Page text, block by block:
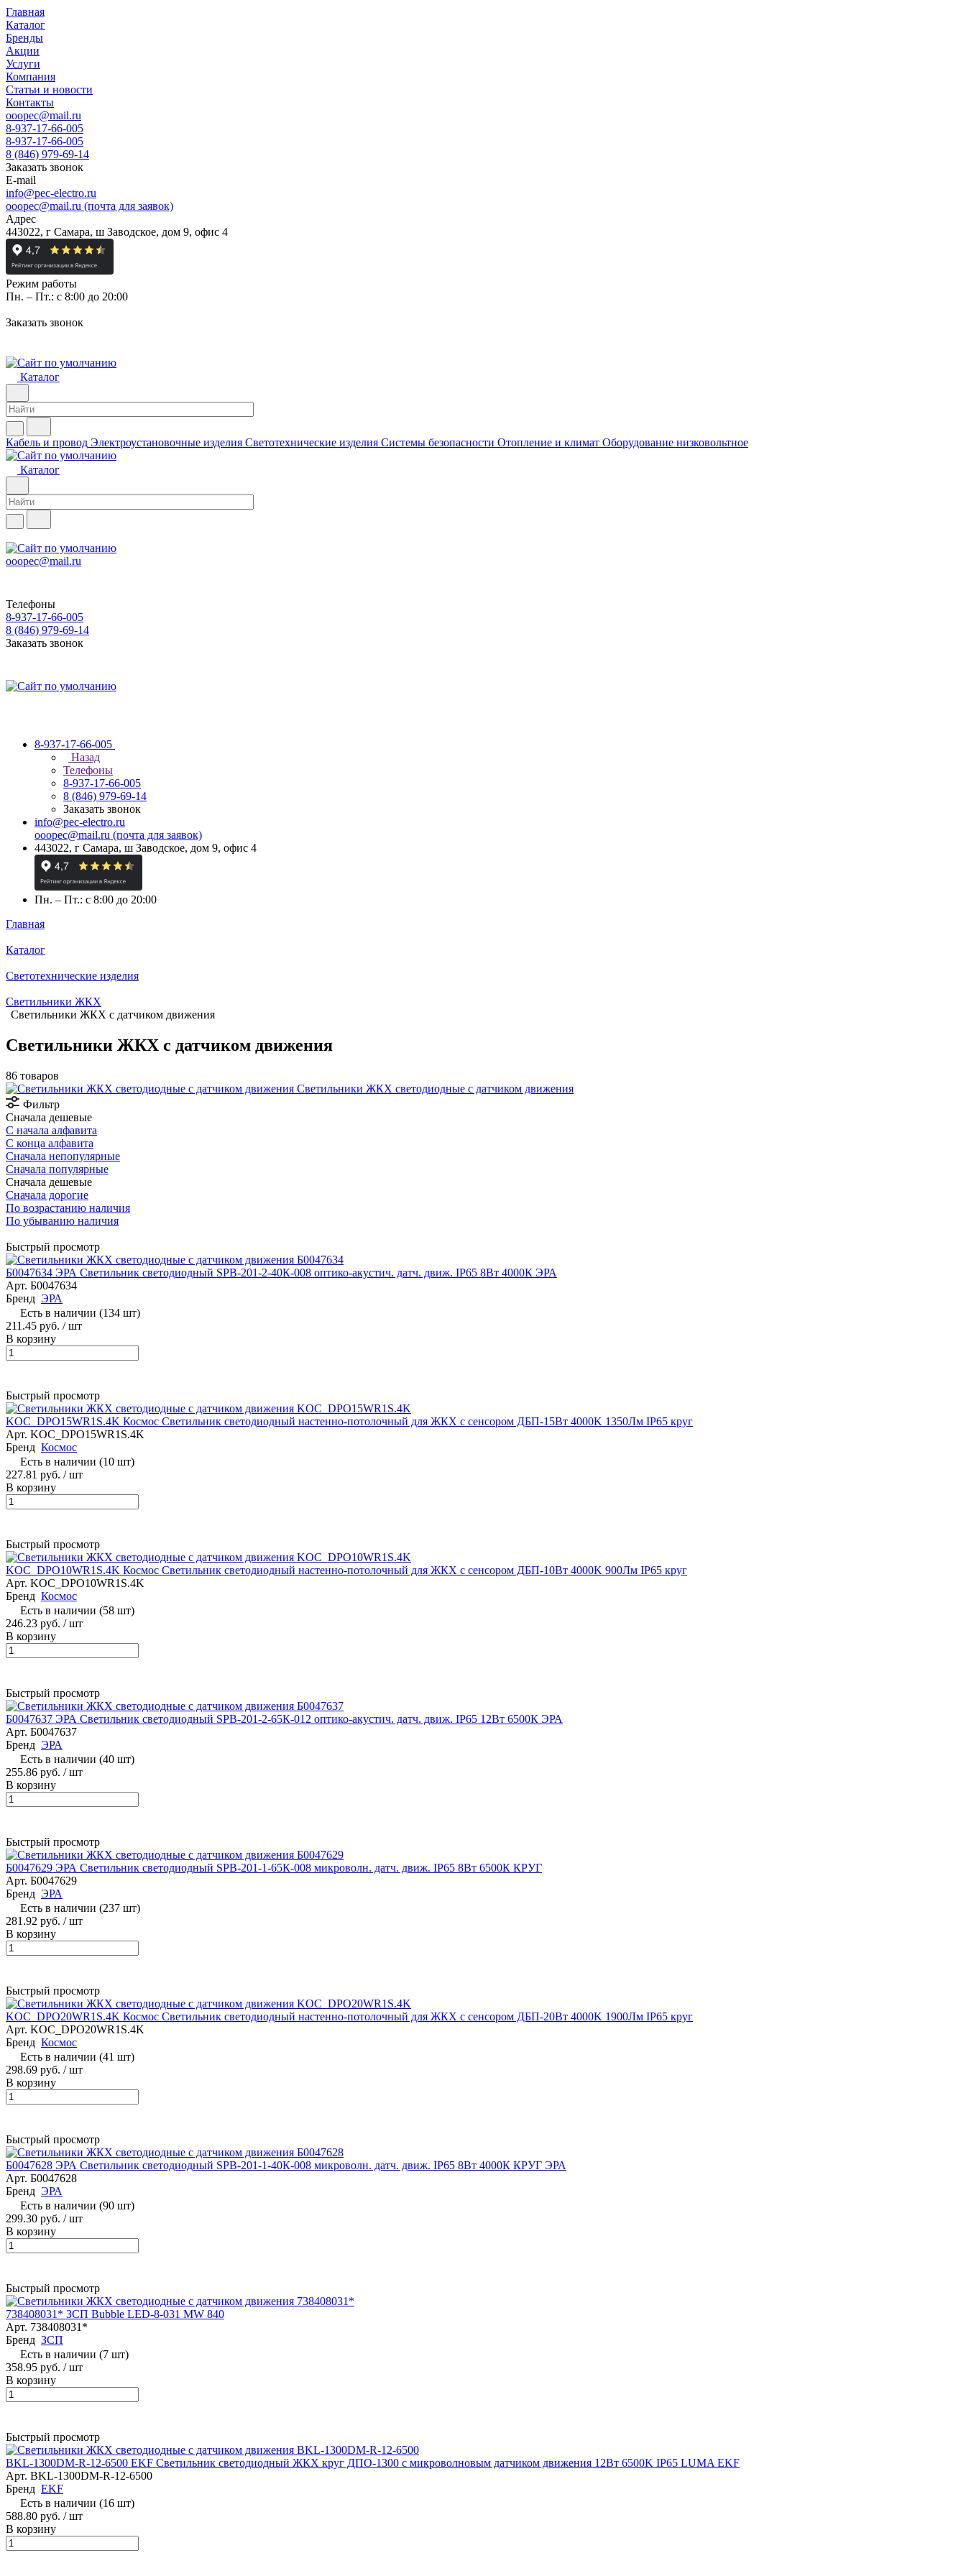
Главная
Каталог
Бренды
Акции
Услуги
Компания
Статьи и новости
Контакты
ooopec@mail.ru
8-937-17-66-005
8-937-17-66-005
8 (846) 979-69-14
Заказать звонок
E-mail
info@pec-electro.ru
ooopec@mail.ru (почта для заявок)
Адрес
443022, г Самара, ш Заводское, дом 9, офис 4
Режим работы
Пн. – Пт.: с 8:00 до 20:00
Заказать звонок
Каталог
Кабель и провод Электроустановочные изделия Светотехнические изделия Системы безопасности Отопление и климат Оборудование низковольтное
Каталог
ooopec@mail.ru
Телефоны
8-937-17-66-005
8 (846) 979-69-14
Заказать звонок
8-937-17-66-005
Назад
Телефоны
8-937-17-66-005
8 (846) 979-69-14
Заказать звонок
info@pec-electro.ru
ooopec@mail.ru (почта для заявок)
443022, г Самара, ш Заводское, дом 9, офис 4
Пн. – Пт.: с 8:00 до 20:00
Главная
Каталог
Светотехнические изделия
Светильники ЖКХ
Светильники ЖКХ с датчиком движения
Светильники ЖКХ с датчиком движения
86 товаров
Светильники ЖКХ светодиодные с датчиком движения
Фильтр
Сначала дешевые
С начала алфавита
С конца алфавита
Сначала непопулярные
Сначала популярные
Сначала дешевые
Сначала дорогие
По возрастанию наличия
По убыванию наличия
Быстрый просмотр
Б0047634 ЭРА Светильник светодиодный SPB-201-2-40К-008 оптико-акустич. датч. движ. IP65 8Вт 4000К ЭРА
Арт. Б0047634
Бренд ЭРА
Есть в наличии (134 шт)
211.45 руб. / шт
В корзину
Быстрый просмотр
KOC_DPO15WR1S.4K Космос Светильник светодиодный настенно-потолочный для ЖКХ с сенсором ДБП-15Вт 4000K 1350Лм IP65 круг
Арт. KOC_DPO15WR1S.4K
Бренд Космос
Есть в наличии (10 шт)
227.81 руб. / шт
В корзину
Быстрый просмотр
KOC_DPO10WR1S.4K Космос Светильник светодиодный настенно-потолочный для ЖКХ с сенсором ДБП-10Вт 4000K 900Лм IP65 круг
Арт. KOC_DPO10WR1S.4K
Бренд Космос
Есть в наличии (58 шт)
246.23 руб. / шт
В корзину
Быстрый просмотр
Б0047637 ЭРА Светильник светодиодный SPB-201-2-65К-012 оптико-акустич. датч. движ. IP65 12Вт 6500К ЭРА
Арт. Б0047637
Бренд ЭРА
Есть в наличии (40 шт)
255.86 руб. / шт
В корзину
Быстрый просмотр
Б0047629 ЭРА Светильник светодиодный SPB-201-1-65К-008 микроволн. датч. движ. IP65 8Вт 6500К КРУГ
Арт. Б0047629
Бренд ЭРА
Есть в наличии (237 шт)
281.92 руб. / шт
В корзину
Быстрый просмотр
KOC_DPO20WR1S.4K Космос Светильник светодиодный настенно-потолочный для ЖКХ с сенсором ДБП-20Вт 4000K 1900Лм IP65 круг
Арт. KOC_DPO20WR1S.4K
Бренд Космос
Есть в наличии (41 шт)
298.69 руб. / шт
В корзину
Быстрый просмотр
Б0047628 ЭРА Светильник светодиодный SPB-201-1-40К-008 микроволн. датч. движ. IP65 8Вт 4000К КРУГ ЭРА
Арт. Б0047628
Бренд ЭРА
Есть в наличии (90 шт)
299.30 руб. / шт
В корзину
Быстрый просмотр
738408031* ЗСП Bubble LED-8-031 MW 840
Арт. 738408031*
Бренд ЗСП
Есть в наличии (7 шт)
358.95 руб. / шт
В корзину
Быстрый просмотр
BKL-1300DM-R-12-6500 EKF Светильник светодиодный ЖКХ круг ДПО-1300 с микроволновым датчиком движения 12Вт 6500K IP65 LUMA EKF
Арт. BKL-1300DM-R-12-6500
Бренд EKF
Есть в наличии (16 шт)
588.80 руб. / шт
В корзину